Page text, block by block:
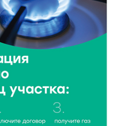
в Твери дети сняли
«Карась»
область станет
Тверской области самые